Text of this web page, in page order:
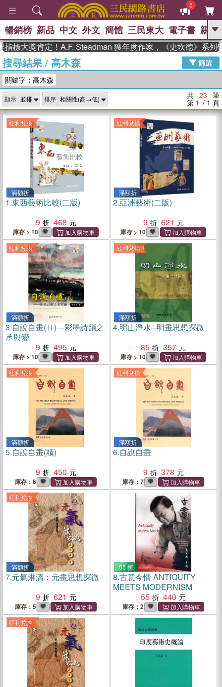
5
GO
高希均教授回憶錄
、 The Odyssey 、 父親節 、 如果歷
獎 臺灣漫遊錄 、 方念華 、 台灣的李
登輝時代
數學女孩：黎曼猜想 、
偉大的迷走神經
暢銷榜 新品 中文 外文 簡體 三民東大 電子書 親子
大獎肯定！A.F. Steadman 獲年度作家，《史坎德》系列帶你
搜尋結果/ 高木森
篩選
關鍵字：高木森
顯示 排序 共 23 筆
第 1 / 1 頁
紅利兌換
滿額折
1.東西藝術比較(二版)
9
468
庫存 > 10
紅利兌換
滿額折
2.亞洲藝術(二版)
9
621
庫存 > 10
紅利兌換
滿額折
3.自說自畫(Ⅱ)―彩墨詩韻之
承與變
9
495
庫存 > 10
紅利兌換
滿額折
4.明山淨水─明畫思想探微
85
357
庫存 > 10
紅利兌換
滿額折
5.自說自畫(精)
9
450
庫存：6
紅利兌換
滿額折
6.自說自畫
9
378
庫存：7
紅利兌換
滿額折
7.元氣淋漓：元畫思想探微
9
621
庫存：5
55 折
8.古意今情 ANTIQUITY
MEETS MODERNISM
55
440
庫存：2
紅利兌換